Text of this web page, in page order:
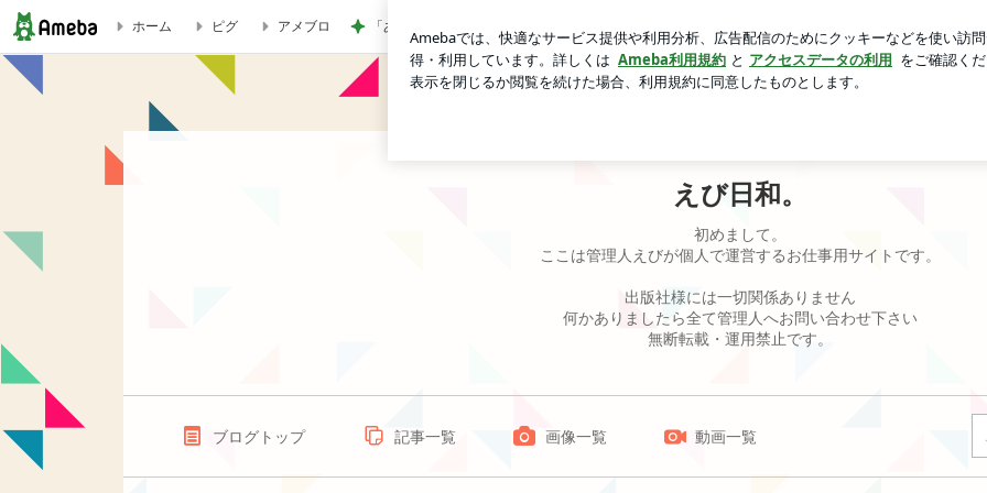
えび日和。
ホーム ピグ アメブロ 「あつかましい」と指摘されたその心根 新規登録
えび日和。
初めまして。
ここは管理人えびが個人で運営するお仕事用サイトです。
出版社様には一切関係ありません
何かありましたら全て管理人へお問い合わせ下さい
無断転載・運用禁止です。
ブログトップ 記事一覧 画像一覧 動画一覧